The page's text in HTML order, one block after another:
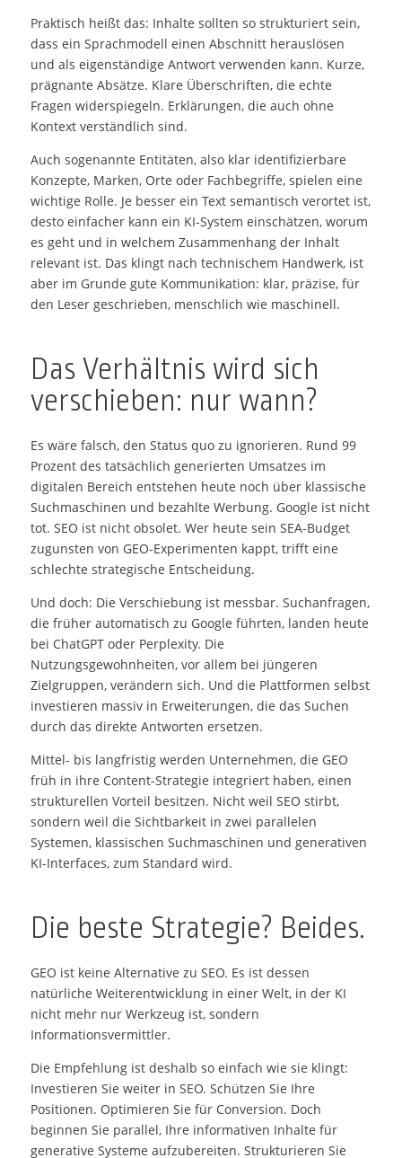
Praktisch heißt das: Inhalte sollten so strukturiert sein,
dass ein Sprachmodell einen Abschnitt herauslösen
und als eigenständige Antwort verwenden kann. Kurze,
prägnante Absätze. Klare Überschriften, die echte
Fragen widerspiegeln. Erklärungen, die auch ohne
Kontext verständlich sind.
Auch sogenannte Entitäten, also klar identifizierbare
Konzepte, Marken, Orte oder Fachbegriffe, spielen eine
wichtige Rolle. Je besser ein Text semantisch verortet ist,
desto einfacher kann ein KI-System einschätzen, worum
es geht und in welchem Zusammenhang der Inhalt
relevant ist. Das klingt nach technischem Handwerk, ist
aber im Grunde gute Kommunikation: klar, präzise, für
den Leser geschrieben, menschlich wie maschinell.
Das Verhältnis wird sich
verschieben: nur wann?
Es wäre falsch, den Status quo zu ignorieren. Rund 99
Prozent des tatsächlich generierten Umsatzes im
digitalen Bereich entstehen heute noch über klassische
Suchmaschinen und bezahlte Werbung. Google ist nicht
tot. SEO ist nicht obsolet. Wer heute sein SEA-Budget
zugunsten von GEO-Experimenten kappt, trifft eine
schlechte strategische Entscheidung.
Und doch: Die Verschiebung ist messbar. Suchanfragen,
die früher automatisch zu Google führten, landen heute
bei ChatGPT oder Perplexity. Die
Nutzungsgewohnheiten, vor allem bei jüngeren
Zielgruppen, verändern sich. Und die Plattformen selbst
investieren massiv in Erweiterungen, die das Suchen
durch das direkte Antworten ersetzen.
Mittel- bis langfristig werden Unternehmen, die GEO
früh in ihre Content-Strategie integriert haben, einen
strukturellen Vorteil besitzen. Nicht weil SEO stirbt,
sondern weil die Sichtbarkeit in zwei parallelen
Systemen, klassischen Suchmaschinen und generativen
KI-Interfaces, zum Standard wird.
Die beste Strategie? Beides.
GEO ist keine Alternative zu SEO. Es ist dessen
natürliche Weiterentwicklung in einer Welt, in der KI
nicht mehr nur Werkzeug ist, sondern
Informationsvermittler.
Die Empfehlung ist deshalb so einfach wie sie klingt:
Investieren Sie weiter in SEO. Schützen Sie Ihre
Positionen. Optimieren Sie für Conversion. Doch
beginnen Sie parallel, Ihre informativen Inhalte für
generative Systeme aufzubereiten. Strukturieren Sie